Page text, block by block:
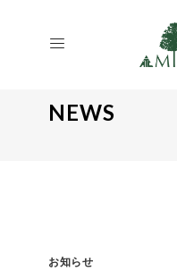
NEWS
お知らせ